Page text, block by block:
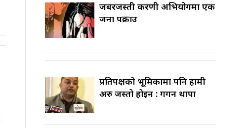
जबरजस्ती करणी अभियोगमा एक
जना पक्राउ
प्रतिपक्षको भूमिकामा पनि हामी
अरु जस्तो होइन : गगन थापा